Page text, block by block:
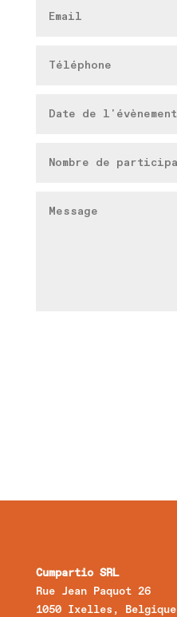
Cumpartio SRL
Rue Jean Paquot 26
1050 Ixelles, Belgique